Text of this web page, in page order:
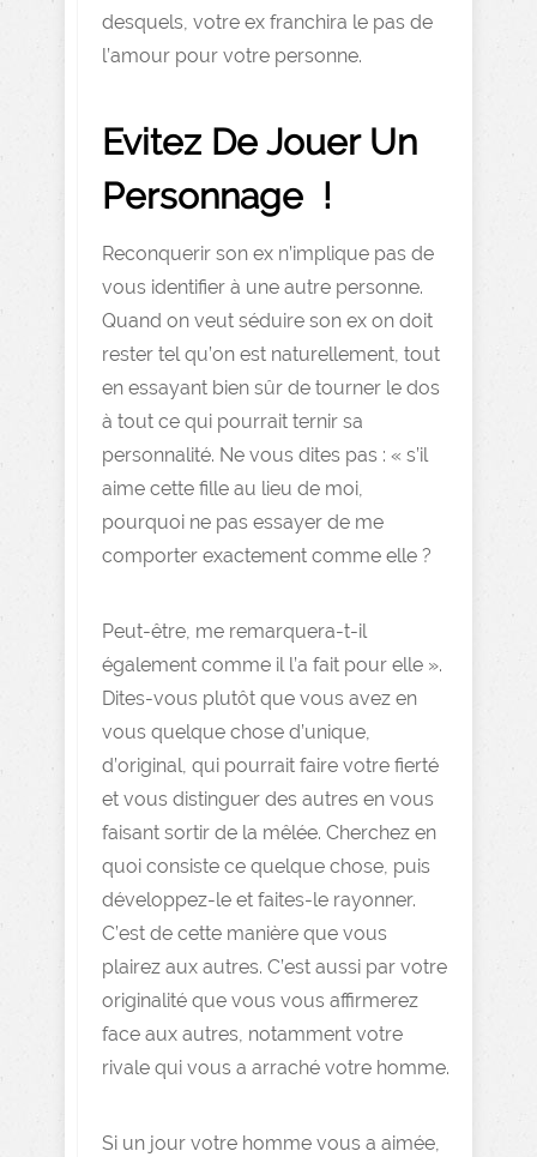
desquels, votre ex franchira le pas de
l’amour pour votre personne.
Evitez De Jouer Un
Personnage !
Reconquerir son ex n’implique pas de
vous identifier à une autre personne.
Quand on veut séduire son ex on doit
rester tel qu’on est naturellement, tout
en essayant bien sûr de tourner le dos
à tout ce qui pourrait ternir sa
personnalité. Ne vous dites pas : « s’il
aime cette fille au lieu de moi,
pourquoi ne pas essayer de me
comporter exactement comme elle ?
Peut-être, me remarquera-t-il
également comme il l’a fait pour elle ».
Dites-vous plutôt que vous avez en
vous quelque chose d’unique,
d’original, qui pourrait faire votre fierté
et vous distinguer des autres en vous
faisant sortir de la mêlée. Cherchez en
quoi consiste ce quelque chose, puis
développez-le et faites-le rayonner.
C’est de cette manière que vous
plairez aux autres. C’est aussi par votre
originalité que vous vous affirmerez
face aux autres, notamment votre
rivale qui vous a arraché votre homme.
Si un jour votre homme vous a aimée,